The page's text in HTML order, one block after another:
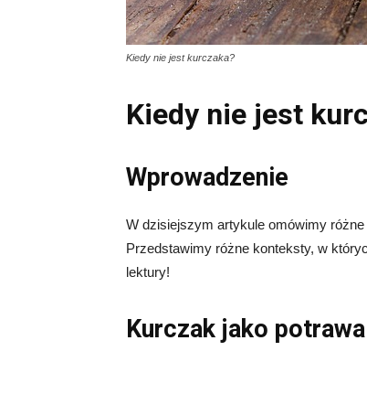
Kiedy nie jest kurczaka?
Kiedy nie jest
Wprowadzenie
W dzisiejszym artykule omówimy
Przedstawimy różne konteksty, w
lektury!
Kurczak jako potrawa